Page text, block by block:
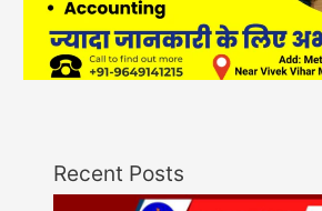
Recent Posts